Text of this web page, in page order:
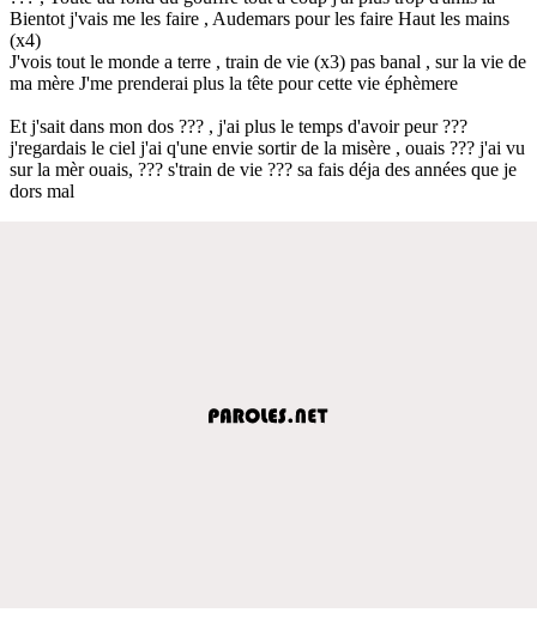
Bientot j'vais me les faire , Audemars pour les faire Haut les mains
(x4)
J'vois tout le monde a terre , train de vie (x3) pas banal , sur la vie de
ma mère J'me prenderai plus la tête pour cette vie éphèmere
Et j'sait dans mon dos ??? , j'ai plus le temps d'avoir peur ???
j'regardais le ciel j'ai q'une envie sortir de la misère , ouais ??? j'ai vu
sur la mèr ouais, ??? s'train de vie ??? sa fais déja des années que je
dors mal